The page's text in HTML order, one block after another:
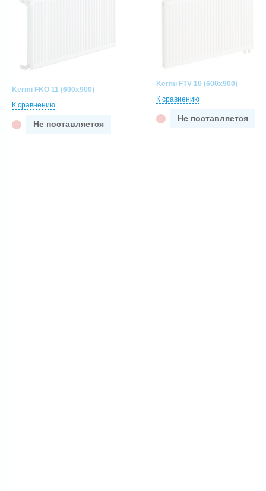
Kermi FKO 11 (600x900)
К сравнению
Не поставляется
Kermi FTV 10 (600x900)
К сравнению
Не поставляется